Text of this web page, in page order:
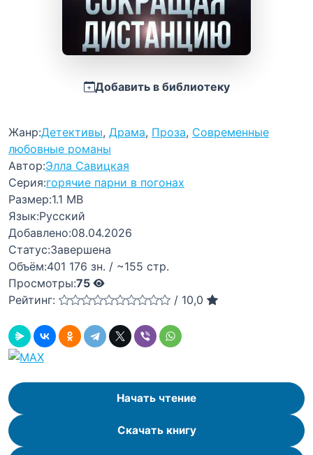
Добавить в библиотеку
Жанр:Детективы, Драма, Проза, Современные
любовные романы
Автор:Элла Савицкая
Серия:горячие парни в погонах
Размер:1.1 MB
Язык:Русский
Добавлено:08.04.2026
Статус:Завершена
Объём:401 176 зн. / ~155 стр.
Просмотры:75
Рейтинг:
/ 10,0
Начать чтение
Скачать книгу